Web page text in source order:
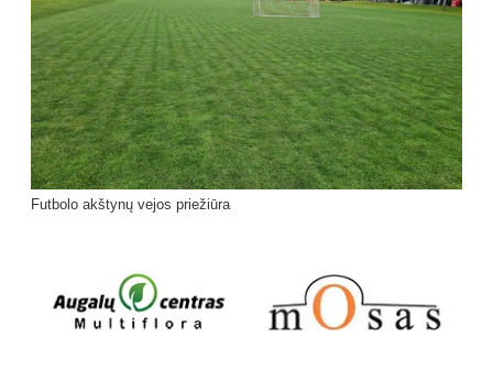
Futbolo akštynų vejos priežiūra